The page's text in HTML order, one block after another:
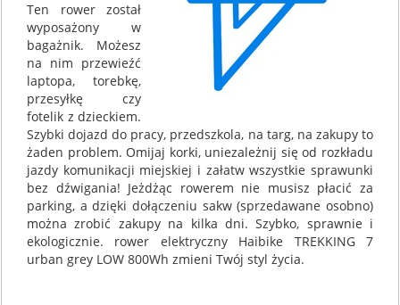
Ten rower został
wyposażony w
bagażnik. Możesz
na nim przewieźć
laptopa, torebkę,
przesyłkę czy
fotelik z dzieckiem.
Szybki dojazd do pracy, przedszkola, na targ, na zakupy to
żaden problem. Omijaj korki, uniezależnij się od rozkładu
jazdy komunikacji miejskiej i załatw wszystkie sprawunki
bez dźwigania! Jeżdżąc rowerem nie musisz płacić za
parking, a dzięki dołączeniu sakw (sprzedawane osobno)
można zrobić zakupy na kilka dni. Szybko, sprawnie i
ekologicznie. rower elektryczny Haibike TREKKING 7
urban grey LOW 800Wh zmieni Twój styl życia.